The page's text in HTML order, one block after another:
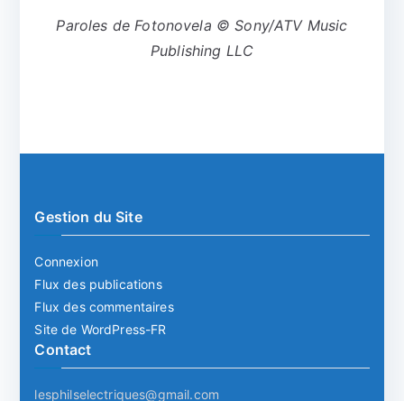
Paroles de Fotonovela © Sony/ATV Music
Publishing LLC
Gestion du Site
Connexion
Flux des publications
Flux des commentaires
Site de WordPress-FR
Contact
lesphilselectriques@gmail.com